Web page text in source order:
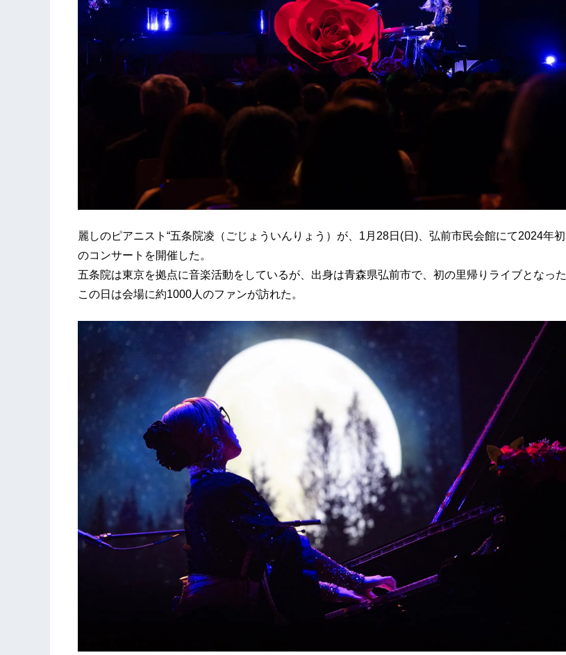
麗しのピアニスト“五条院凌（ごじょういんりょう）が、1月28日(日)、弘前市民会館にて2024年初
のコンサートを開催した。
五条院は東京を拠点に音楽活動をしているが、出身は青森県弘前市で、初の里帰りライブとなった
この日は会場に約1000人のファンが訪れた。